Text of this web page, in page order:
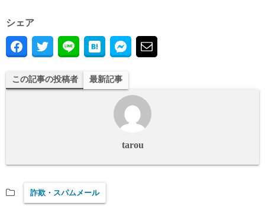
シェア
この記事の投稿者 最新記事
tarou
詐欺・スパムメール